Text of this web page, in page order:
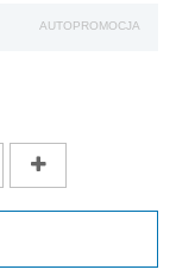
AUTOPROMOCJA